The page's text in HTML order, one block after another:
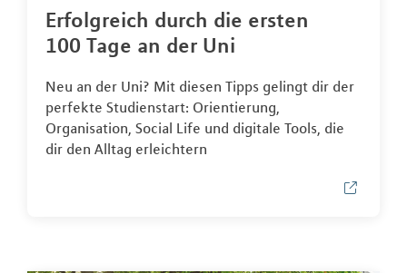
Erfolgreich durch die ersten
100 Tage an der Uni
Neu an der Uni? Mit diesen Tipps gelingt dir der
perfekte Studienstart: Orientierung,
Organisation, Social Life und digitale Tools, die
dir den Alltag erleichtern